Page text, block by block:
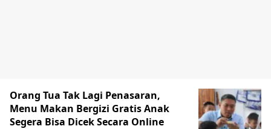
Orang Tua Tak Lagi Penasaran,
Menu Makan Bergizi Gratis Anak
Segera Bisa Dicek Secara Online